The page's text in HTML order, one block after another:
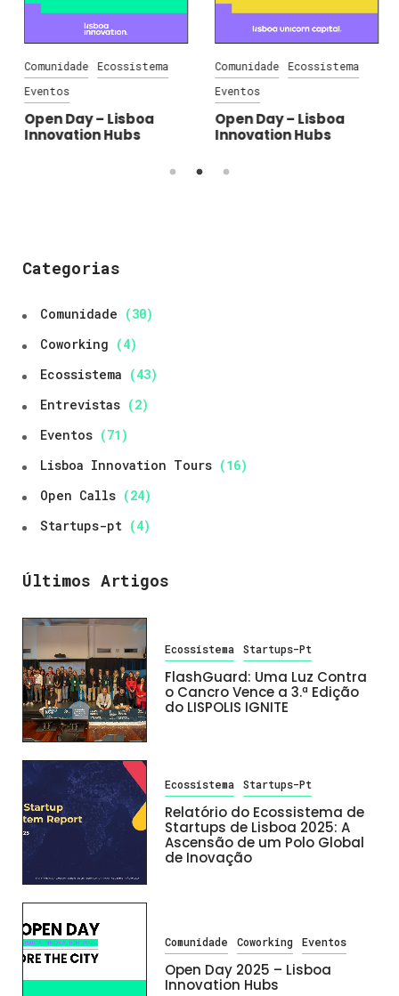
Comunidade
Ecossistema
Eventos
Open Day – Lisboa
Innovation Hubs
Comunidade
Ecossistema
Eventos
Open Day – Lisboa
Innovation Hubs
Categorias
Comunidade (30)
Coworking (4)
Ecossistema (43)
Entrevistas (2)
Eventos (71)
Lisboa Innovation Tours (16)
Open Calls (24)
Startups-pt (4)
Últimos Artigos
Ecossistema Startups-Pt
FlashGuard: Uma Luz Contra
o Cancro Vence a 3.ª Edição
do LISPOLIS IGNITE
Ecossistema Startups-Pt
Relatório do Ecossistema de
Startups de Lisboa 2025: A
Ascensão de um Polo Global
de Inovação
Comunidade Coworking Eventos
Open Day 2025 – Lisboa
Innovation Hubs